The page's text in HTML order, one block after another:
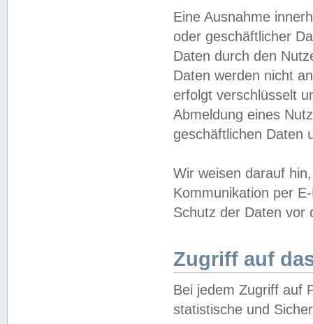
Eine Ausnahme
oder geschäftlicher
Daten durch den
Daten werden nicht
erfolgt verschlüsselt
Abmeldung eines
geschäftlichen Daten
Wir weisen darauf
Kommunikation per
Schutz der Daten vor
Zugriff auf
Bei jedem Zugriff auf
statistische und